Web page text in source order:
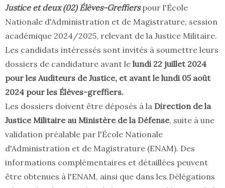
Justice et deux (02) Élèves-Greffierspour l'École
Nationale d'Administration et de Magistrature, session
académique 2024/2025, relevant de la Justice Militaire.
Les candidats intéressés sont invités à soumettre leurs
dossiers de candidature avant le lundi 22 juillet 2024
pour les Auditeurs de Justice, et avant le lundi 05 août
2024 pour les Élèves-greffiers.
Les dossiers doivent être déposés à la Direction de la
Justice Militaire au Ministère de la Défense, suite à une
validation préalable par l'École Nationale
d'Administration et de Magistrature (ENAM). Des
informations complémentaires et détaillées peuvent
être obtenues à l'ENAM, ainsi que dans les Délégations